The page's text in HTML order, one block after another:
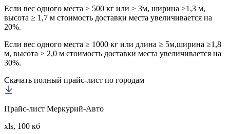
Если вес одного места ≥ 500 кг или ≥ 3м, ширина ≥1,3 м,
высота ≥ 1,7 м стоимость доставки места увеличивается на
20%.
Если вес одного места ≥ 1000 кг или длина ≥ 5м,ширина ≥1,8
м, высота ≥ 2,0 м стоимость доставки места увеличивается на
30%.
Скачать полный прайс-лист по городам
Прайс-лист Меркурий-Авто
xls, 100 кб